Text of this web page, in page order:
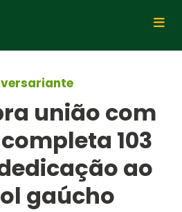
união com
103
ao
gaúcho